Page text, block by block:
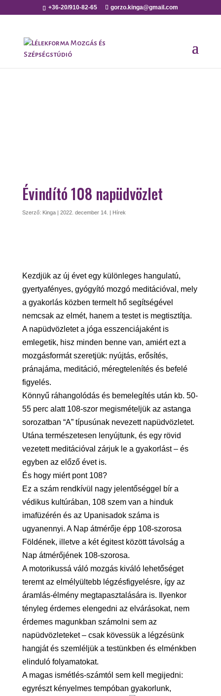
+36-20/910-82-65 gorzo.kinga@gmail.com
Évindító 108 napüdvözlet
Szerző: Kinga| 2022. december 14. | Hírek
Kezdjük az új évet egy különleges hangulatú,
gyertyafényes, gyógyító mozgó meditációval, mely
a gyakorlás közben termelt hő segítségével
nemcsak az elmét, hanem a testet is megtisztítja.
A napüdvözletet a jóga esszenciájaként is
emlegetik, hisz minden benne van, amiért ezt a
mozgásformát szeretjük: nyújtás, erősítés,
pránajáma, meditáció, méregtelenítés és befelé
figyelés.
Könnyű ráhangolódás és bemelegítés után kb. 50-
55 perc alatt 108-szor megismételjük az astanga
sorozatban “A” típusúnak nevezett napüdvözletet.
Utána természetesen lenyújtunk, és egy rövid
vezetett meditációval zárjuk le a gyakorlást – és
egyben az előző évet is.
És hogy miért pont 108?
Ez a szám rendkívül nagy jelentőséggel bír a
védikus kultúrában, 108 szem van a hinduk
imafüzérén és az Upanisadok száma is
ugyanennyi. A Nap átmérője épp 108-szorosa
Földének, illetve a két égitest között távolság a
Nap átmérőjének 108-szorosa.
A motorikussá váló mozgás kiváló lehetőséget
teremt az elmélyültebb légzésfigyelésre, így az
áramlás-élmény megtapasztalására is. Ilyenkor
tényleg érdemes elengedni az elvárásokat, nem
érdemes magunkban számolni sem az
napüdvözleteket – csak kövessük a légzésünk
hangját és szemléljük a testünkben és elménkben
elinduló folyamatokat.
A magas ismétlés-számtól sem kell megijedni:
egyrészt kényelmes tempóban gyakorlunk,